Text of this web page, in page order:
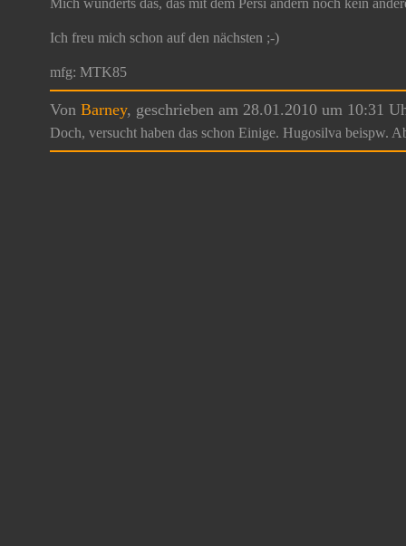
Mich wunderts das, das mit dem Persi ändern noch kein
Ich freu mich schon auf den nächsten ;-)
mfg: MTK85
Von Barney, geschrieben am 28.01.2010 um 10:31
Doch, versucht haben das schon Einige. Hugosilva beispw.